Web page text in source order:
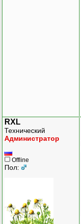
RXL
Технический
Администратор
Offline
Пол: